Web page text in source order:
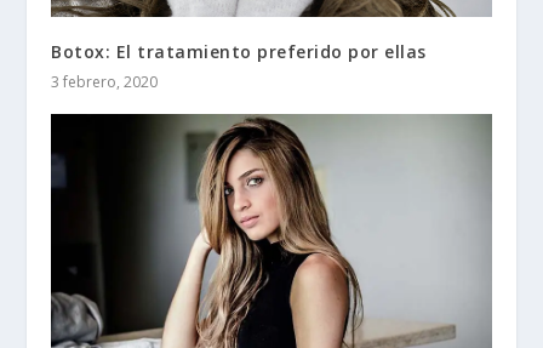
Botox: El tratamiento preferido por ellas
3 febrero, 2020